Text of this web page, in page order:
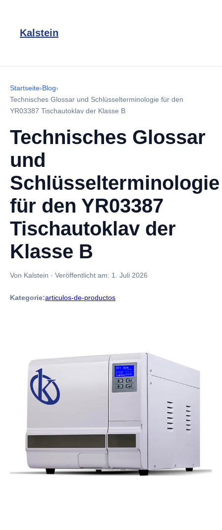
Kalstein
Startseite›Blog›
Technisches Glossar und Schlüsselterminologie für den
YR03387 Tischautoklav der Klasse B
Technisches Glossar
und
Schlüsselterminologie
für den YR03387
Tischautoklav der
Klasse B
Von Kalstein · Veröffentlicht am: 1. Juli 2026
Kategorie:articulos-de-productos